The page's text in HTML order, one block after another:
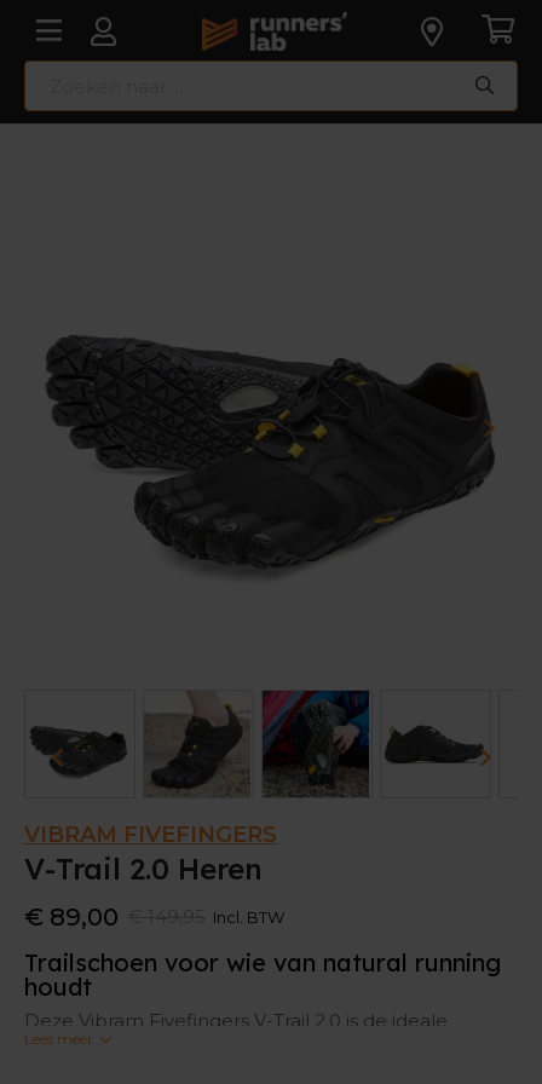
VIBRAM FIVEFINGERS
V-Trail 2.0 Heren
€ 89,00 Incl. BTW
Trailschoen voor wie van natural running
houdt
Deze Vibram Fivefingers V-Trail 2.0 is de ideale
schoen voor traillopers die een natuurlijke
Lees meer